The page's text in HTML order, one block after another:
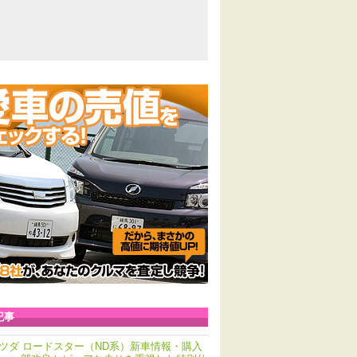
事
ダ ロードスター（ND系）新車情報・購入